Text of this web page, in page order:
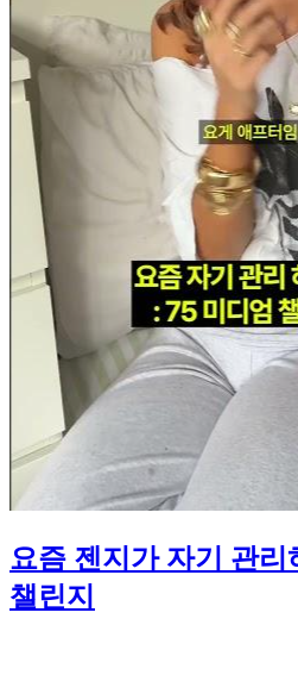
요즘 젠지가 자기 관리
챌린지